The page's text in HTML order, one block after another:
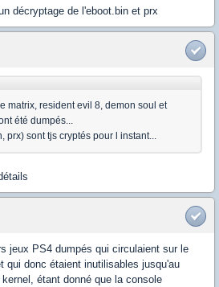
décryptage de l'eboot.bin et prx
matrix, resident evil 8, demon soul et
été dumpés...
prx) sont tjs cryptés pour l instant...
jeux PS4 dumpés qui circulaient sur le
qui donc étaient inutilisables jusqu'au
étant donné que la console